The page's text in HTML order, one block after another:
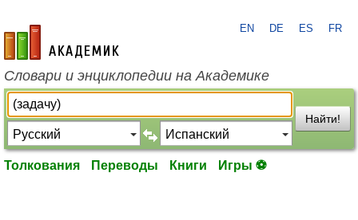
academic.ru
EN DE ES FR
Словари и энциклопедии на Академике
Найти!
Толкования Переводы Книги Игры ⚽